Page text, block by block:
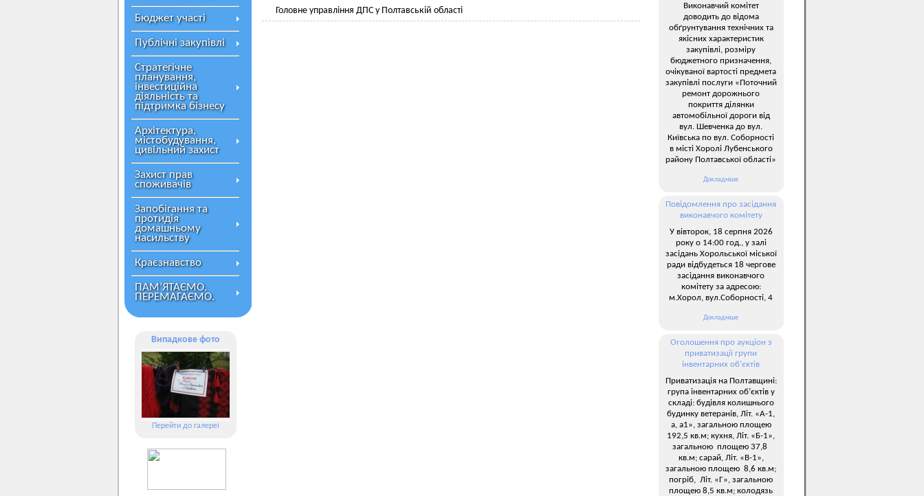
Бюджет участі
Публічні закупівлі
Стратегічне
планування,
інвестиційна
діяльність та
підтримка бізнесу
Архітектура,
містобудування,
цивільний захист
Захист прав
споживачів
Запобігання та
протидія
домашньому
насильству
Краєзнавство
ПАМ’ЯТАЄМО.
ПЕРЕМАГАЄМО.
Випадкове фото
Перейти до галереї
Головне управління ДПС у Полтавській області
Виконавчий комітет
доводить до відома
обґрунтування технічних та
якісних характеристик
закупівлі, розміру
бюджетного призначення,
очікуваної вартості предмета
закупівлі послуги «Поточний
ремонт дорожнього
покриття ділянки
автомобільної дороги від
вул. Шевченка до вул.
Київська по вул. Соборності
в місті Хоролі Лубенського
району Полтавської області»
Докладніше
Повідомлення про засідання
виконавчого комітету
У вівторок, 18 серпня 2026
року о 14:00 год., у залі
засідань Хорольської міської
ради відбудеться 18 чергове
засідання виконавчого
комітету за адресою:
м.Хорол, вул.Соборності, 4
Докладніше
Оголошення про аукціон з
приватизації групи
інвентарних об’єктів
Приватизація на Полтавщині:
група інвентарних об’єктів у
складі: будівля колишнього
будинку ветеранів, Літ. «А-1,
а, а1», загальною площею
192,5 кв.м; кухня, Літ. «Б-1»,
загальною площею 37,8
кв.м; сарай, Літ. «В-1»,
загальною площею 8,6 кв.м;
погріб, Літ. «Г», загальною
площею 8,5 кв.м; колодязь